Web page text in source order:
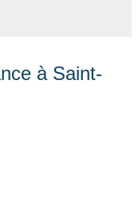
à Saint-